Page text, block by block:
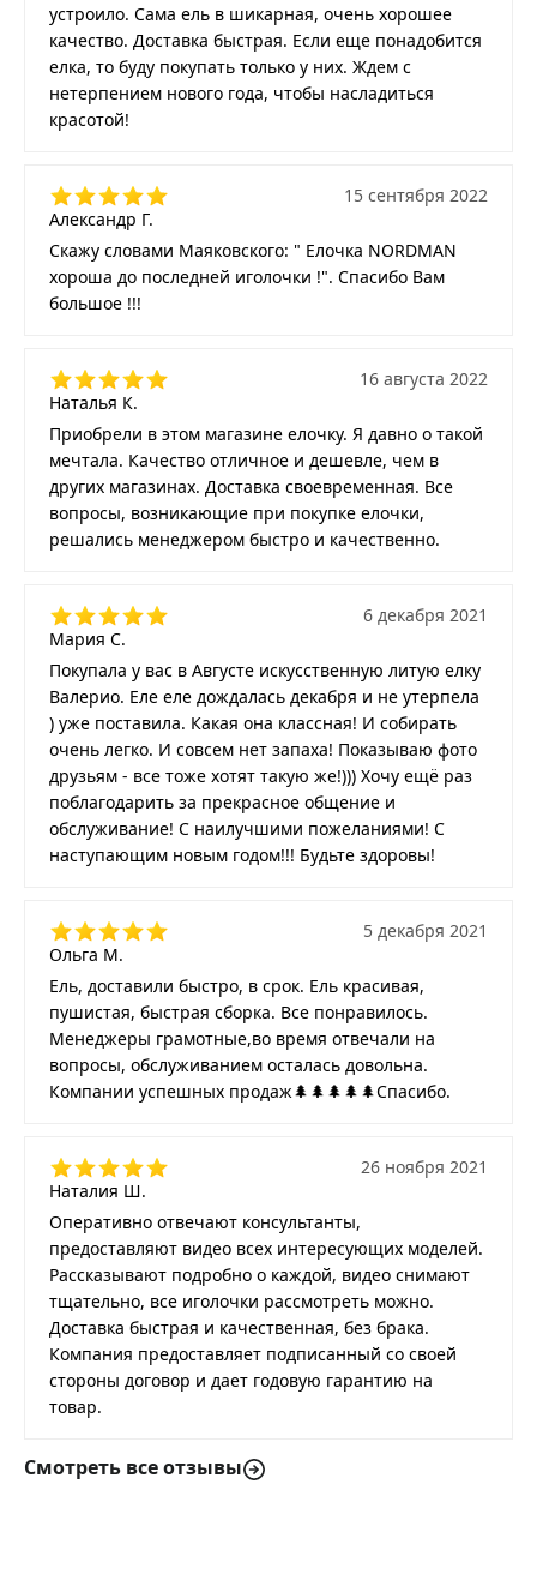
устроило. Сама ель в шикарная, очень хорошее
качество. Доставка быстрая. Если еще понадобится
елка, то буду покупать только у них. Ждем с
нетерпением нового года, чтобы насладиться
красотой!
Александр Г.
15 сентября 2022
Скажу словами Маяковского: " Елочка NORDMAN
хороша до последней иголочки !". Спасибо Вам
большое !!!
Наталья К.
16 августа 2022
Приобрели в этом магазине елочку. Я давно о такой
мечтала. Качество отличное и дешевле, чем в
других магазинах. Доставка своевременная. Все
вопросы, возникающие при покупке елочки,
решались менеджером быстро и качественно.
Мария С.
6 декабря 2021
Покупала у вас в Августе искусственную литую елку
Валерио. Еле еле дождалась декабря и не утерпела
) уже поставила. Какая она классная! И собирать
очень легко. И совсем нет запаха! Показываю фото
друзьям - все тоже хотят такую же!))) Хочу ещё раз
поблагодарить за прекрасное общение и
обслуживание! С наилучшими пожеланиями! С
наступающим новым годом!!! Будьте здоровы!
Ольга М.
5 декабря 2021
Ель, доставили быстро, в срок. Ель красивая,
пушистая, быстрая сборка. Все понравилось.
Менеджеры грамотные,во время отвечали на
вопросы, обслуживанием осталась довольна.
Компании успешных продаж🌲🌲🌲🌲🌲Спасибо.
Наталия Ш.
26 ноября 2021
Оперативно отвечают консультанты,
предоставляют видео всех интересующих моделей.
Рассказывают подробно о каждой, видео снимают
тщательно, все иголочки рассмотреть можно.
Доставка быстрая и качественная, без брака.
Компания предоставляет подписанный со своей
стороны договор и дает годовую гарантию на
товар.
Смотреть все отзывы